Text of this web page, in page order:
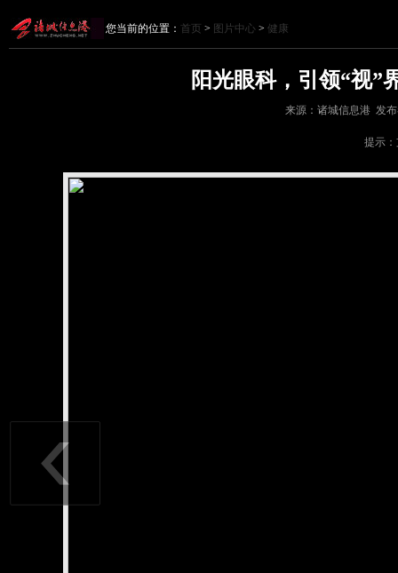
您当前的位置： 首页 > 图片中心 > 健康
阳光眼科，引领“视”
来源：诸城信息港 发布
提示